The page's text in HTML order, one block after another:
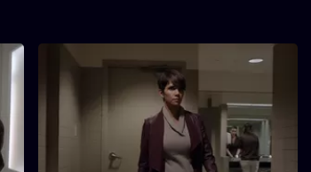
2. Extinct
2. Extinct
Na een inzinking en een visioen van haar
ontmoeting op de Seraphim stemt Sam